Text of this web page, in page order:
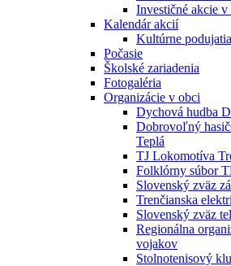
Investičné akcie v
Kalendár akcií
Kultúrne
Počasie
Školské zariadenia
Fotogaléria
Organizácie v obci
Dychová hudba
Dobrovoľný
Teplá
TJ Lokomotíva
Folklórny súbor
Slovenský zväz
Trenčianska
Slovenský zväz
Regionálna
vojakov
Stolnotenisový